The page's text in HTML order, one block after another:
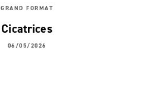
GRAND FORMAT
Cicatrices
06/05/2026